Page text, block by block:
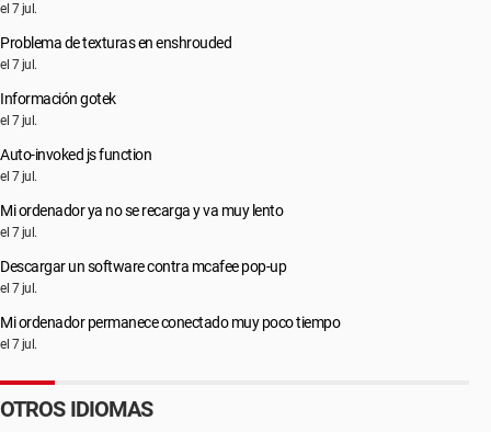
el 7 jul.
Problema de texturas en enshrouded
el 7 jul.
Información gotek
el 7 jul.
Auto-invoked js function
el 7 jul.
Mi ordenador ya no se recarga y va muy lento
el 7 jul.
Descargar un software contra mcafee pop-up
el 7 jul.
Mi ordenador permanece conectado muy poco tiempo
el 7 jul.
OTROS IDIOMAS